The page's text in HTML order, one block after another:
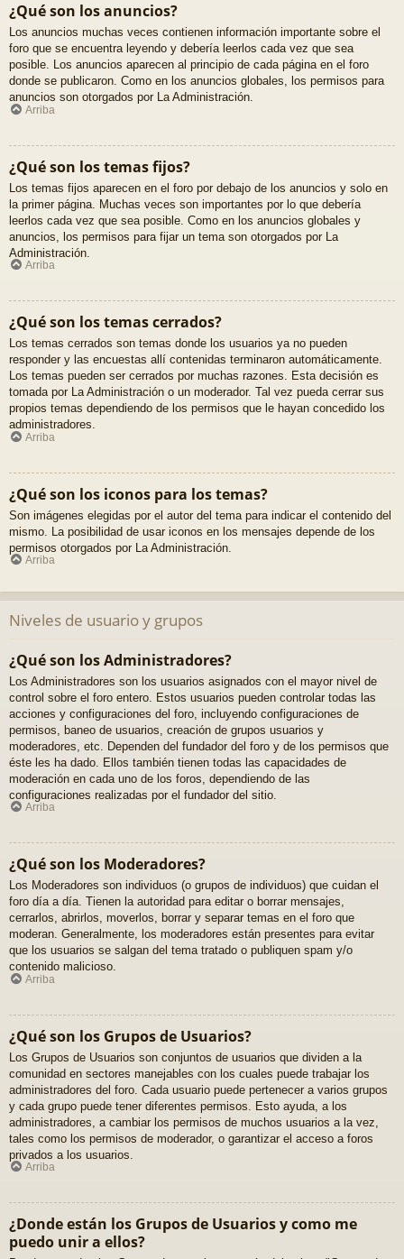
¿Qué son los anuncios?
Los anuncios muchas veces contienen información importante sobre el
foro que se encuentra leyendo y debería leerlos cada vez que sea
posible. Los anuncios aparecen al principio de cada página en el foro
donde se publicaron. Como en los anuncios globales, los permisos para
anuncios son otorgados por La Administración.
Arriba
¿Qué son los temas fijos?
Los temas fijos aparecen en el foro por debajo de los anuncios y solo en
la primer página. Muchas veces son importantes por lo que debería
leerlos cada vez que sea posible. Como en los anuncios globales y
anuncios, los permisos para fijar un tema son otorgados por La
Administración.
Arriba
¿Qué son los temas cerrados?
Los temas cerrados son temas donde los usuarios ya no pueden
responder y las encuestas allí contenidas terminaron automáticamente.
Los temas pueden ser cerrados por muchas razones. Esta decisión es
tomada por La Administración o un moderador. Tal vez pueda cerrar sus
propios temas dependiendo de los permisos que le hayan concedido los
administradores.
Arriba
¿Qué son los iconos para los temas?
Son imágenes elegidas por el autor del tema para indicar el contenido del
mismo. La posibilidad de usar iconos en los mensajes depende de los
permisos otorgados por La Administración.
Arriba
Niveles de usuario y grupos
¿Qué son los Administradores?
Los Administradores son los usuarios asignados con el mayor nivel de
control sobre el foro entero. Estos usuarios pueden controlar todas las
acciones y configuraciones del foro, incluyendo configuraciones de
permisos, baneo de usuarios, creación de grupos usuarios y
moderadores, etc. Dependen del fundador del foro y de los permisos que
éste les ha dado. Ellos también tienen todas las capacidades de
moderación en cada uno de los foros, dependiendo de las
configuraciones realizadas por el fundador del sitio.
Arriba
¿Qué son los Moderadores?
Los Moderadores son individuos (o grupos de individuos) que cuidan el
foro día a día. Tienen la autoridad para editar o borrar mensajes,
cerrarlos, abrirlos, moverlos, borrar y separar temas en el foro que
moderan. Generalmente, los moderadores están presentes para evitar
que los usuarios se salgan del tema tratado o publiquen spam y/o
contenido malicioso.
Arriba
¿Qué son los Grupos de Usuarios?
Los Grupos de Usuarios son conjuntos de usuarios que dividen a la
comunidad en sectores manejables con los cuales puede trabajar los
administradores del foro. Cada usuario puede pertenecer a varios grupos
y cada grupo puede tener diferentes permisos. Esto ayuda, a los
administradores, a cambiar los permisos de muchos usuarios a la vez,
tales como los permisos de moderador, o garantizar el acceso a foros
privados a los usuarios.
Arriba
¿Donde están los Grupos de Usuarios y como me
puedo unir a ellos?